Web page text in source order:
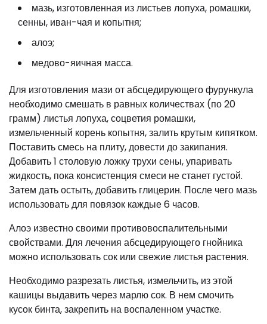
мазь, изготовленная из листьев лопуха, ромашки,
сенны, иван-чая и копытня;
алоэ;
медово-яичная масса.
Для изготовления мази от абсцедирующего фурункула
необходимо смешать в равных количествах (по 20
грамм) листья лопуха, соцветия ромашки,
измельченный корень копытня, залить крутым кипятком.
Поставить смесь на плиту, довести до закипания.
Добавить 1 столовую ложку трухи сены, упаривать
жидкость, пока консистенция смеси не станет густой.
Затем дать остыть, добавить глицерин. После чего мазь
использовать для повязок каждые 6 часов.
Алоэ известно своими противовоспалительными
свойствами. Для лечения абсцедирующего гнойника
можно использовать сок или свежие листья растения.
Необходимо разрезать листья, измельчить, из этой
кашицы выдавить через марлю сок. В нем смочить
кусок бинта, закрепить на воспаленном участке.